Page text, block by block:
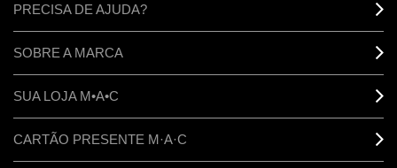
PRECISA DE AJUDA?
SOBRE A MARCA
SUA LOJA M•A•C
CARTÃO PRESENTE M·A·C